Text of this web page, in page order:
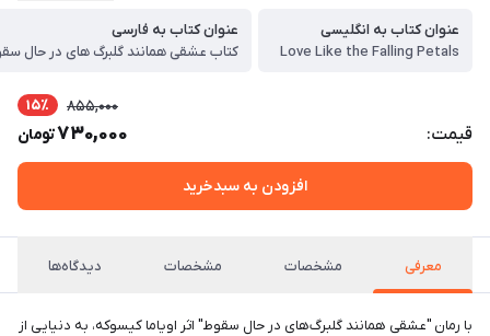
عنوان کتاب به انگلیسی
Love Like the Falling Petals
عنوان کتاب به فارسی
قیمت:
855,000 15٪
730,000تومان
افزودن به سبدخرید
معرفی مشخصات مشخصات دیدگاه‌ها
با رمان "عشقی همانند گلبرگ‌های در حال سقوط" اثر اویاما کیسوکه، به دنیایی از